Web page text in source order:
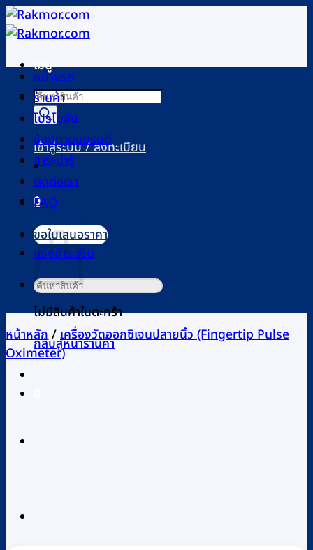
ข้าม
ไป
เนื้อหาเมนู
Products
search
เข้าสู่ระบบ / ลงทะเบียน
0
ไม่มีสินค้าในตะกร้า
กลับสู่หน้าร้านค้า
หน้าแรก
ร้านค้า
โปรโมชัน
ช้อปตามแบรนด์
สาระน่ารู้
ติดต่อเรา
FAQ
ขอใบเสนอราคา
แจ้งชำระเงิน
ค้นหา:
หน้าหลัก/เครื่องวัดออกซิเจนปลายนิ้ว (Fingertip Pulse
Oximeter)